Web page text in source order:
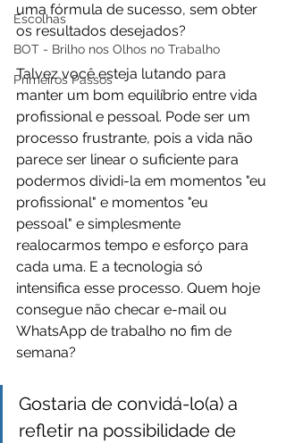
Escolhas
BOT - Brilho nos Olhos no Trabalho
Primeiros Passos
uma fórmula de sucesso, sem obter
os resultados desejados?
Talvez você esteja lutando para
manter um bom equilíbrio entre vida
profissional e pessoal. Pode ser um
processo frustrante, pois a vida não
parece ser linear o suficiente para
podermos dividi-la em momentos "eu
profissional" e momentos "eu
pessoal" e simplesmente
realocarmos tempo e esforço para
cada uma. E a tecnologia só
intensifica esse processo. Quem hoje
consegue não checar e-mail ou
WhatsApp de trabalho no fim de
semana?
Gostaria de convidá-lo(a) a
refletir na possibilidade de